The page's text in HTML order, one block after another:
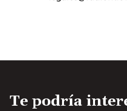
Te podría